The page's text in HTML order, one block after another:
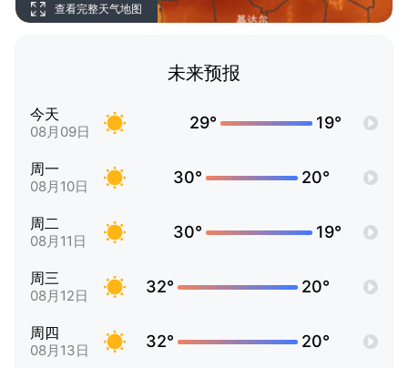
查看完整天气地图
未来预报
今天
08月09日 29° 19°
周一
08月10日 30° 20°
周二
08月11日 30° 19°
周三
08月12日 32° 20°
周四
08月13日 32° 20°